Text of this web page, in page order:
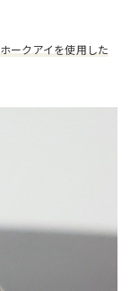
ークアイを使用した